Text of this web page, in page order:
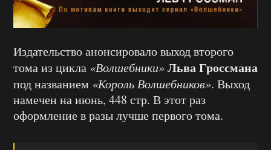
Издательство анонсировало выход второго
тома из цикла «Волшебники»Льва Гроссмана
под названием «Король Волшебников». Выход
намечен на июнь, 448 стр. В этот раз
оформление в разы лучше первого тома.